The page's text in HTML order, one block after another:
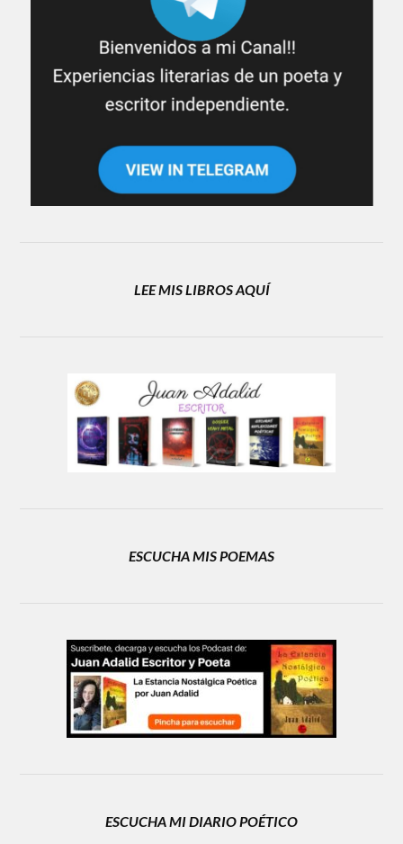
LEE MIS LIBROS AQUÍ
ESCUCHA MIS POEMAS
ESCUCHA MI DIARIO POÉTICO